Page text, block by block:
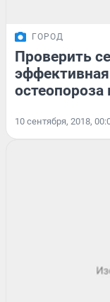
ГОРОД
Проверить
остеопороза
10 сентября, 2018,